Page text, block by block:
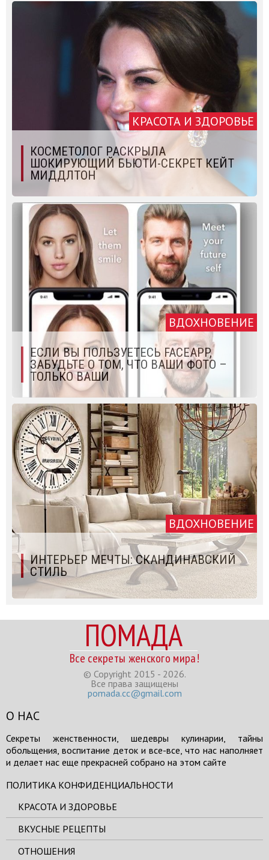
КРАСОТА И ЗДОРОВЬЕ
КОСМЕТОЛОГ РАСКРЫЛА
ШОКИРУЮЩИЙ БЬЮТИ-СЕКРЕТ КЕЙТ
МИДДЛТОН
ВДОХНОВЕНИЕ
ЕСЛИ ВЫ ПОЛЬЗУЕТЕСЬ FACEAPP,
ЗАБУДЬТЕ О ТОМ, ЧТО ВАШИ ФОТО –
ТОЛЬКО ВАШИ
ВДОХНОВЕНИЕ
ИНТЕРЬЕР МЕЧТЫ: СКАНДИНАВСКИЙ
СТИЛЬ
ПОМАДА
Все секреты женского мира!
© Copyright 2015 - 2026.
Все права защищены
pomada.cc@gmail.com
О НАС
Секреты женственности, шедевры кулинарии, тайны
обольщения, воспитание деток и все-все, что нас наполняет
и делает нас еще прекрасней собрано на этом сайте
ПОЛИТИКА КОНФИДЕНЦИАЛЬНОСТИ
КРАСОТА И ЗДОРОВЬЕ
ВКУСНЫЕ РЕЦЕПТЫ
ОТНОШЕНИЯ